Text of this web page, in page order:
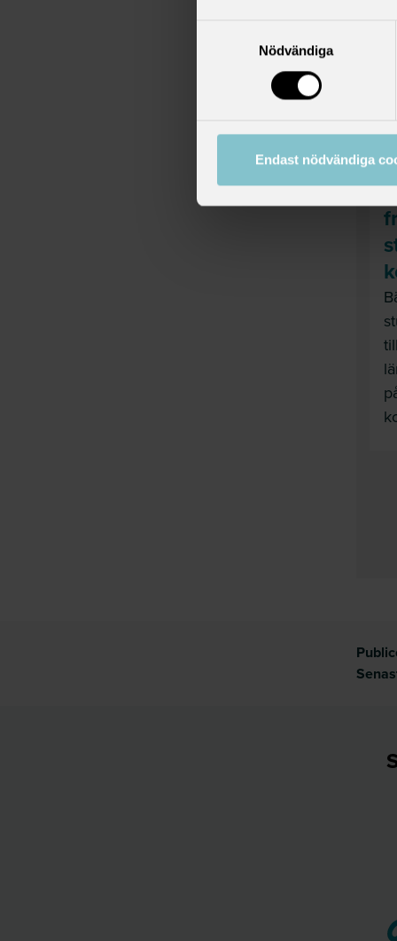
Nödvändiga
Endast nödvändiga